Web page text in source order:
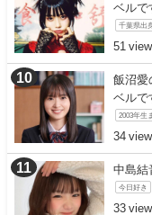
ベルで
千葉県出
51
飯沼愛
ベルで
2003年生
34
中島結
今日好き
33